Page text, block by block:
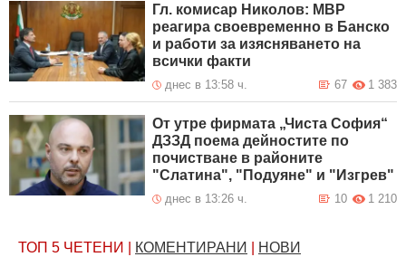
Гл. комисар Николов: МВР
реагира своевременно в Банско
и работи за изясняването на
всички факти
днес в 13:58 ч. 1 383
67
От утре фирмата „Чиста София“
ДЗЗД поема дейностите по
почистване в районите
"Слатина", "Подуяне" и "Изгрев"
днес в 13:26 ч. 1 210
10
ТОП 5 ЧЕТЕНИ КОМЕНТИРАНИ НОВИ